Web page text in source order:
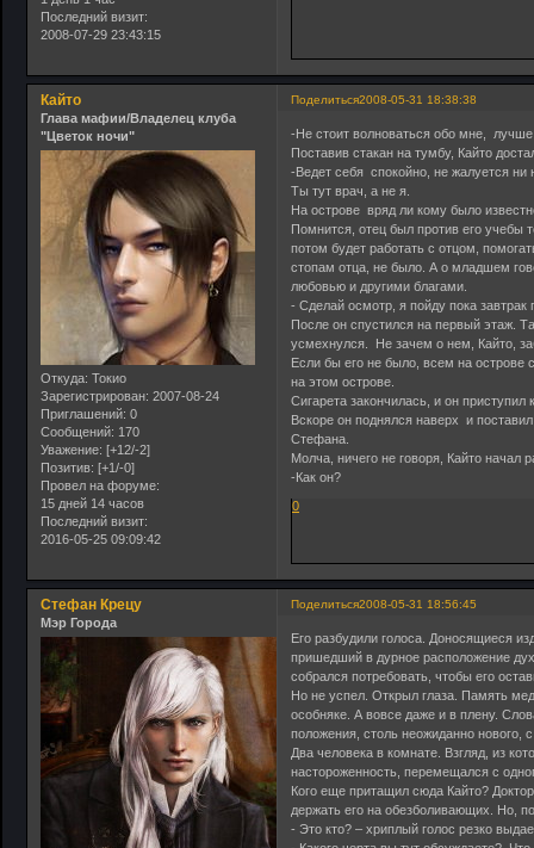
Последний визит:
2008-07-29 23:43:15
Поделиться2008-05-31 18:38:38
Кайто
Глава мафии/Владелец клуба
"Цветок ночи"
Откуда: Токио
Зарегистрирован: 2007-08-24
Приглашений: 0
Сообщений: 170
Уважение: [+12/-2]
Позитив: [+1/-0]
Провел на форуме:
15 дней 14 часов
Последний визит:
2016-05-25 09:09:42
-Не стоит волноваться обо мне,
Поставив стакан на тумбу, Кайто
-Ведет себя спокойно, не жалуется ни
Ты тут врач, а не я.
На острове вряд ли кому было
Помнится, отец был против его учебы
потом будет работать с отцом,
стопам отца, не было. А о младшем
любовью и другими благами.
- Сделай осмотр, я пойду пока завтрак
После он спустился на первый этаж.
усмехнулся. Не зачем о нем, Кайто,
Если бы его не было, всем на острове
на этом острове.
Сигарета закончилась, и он приступил
Вскоре он поднялся наверх и
Стефана.
Молча, ничего не говоря, Кайто начал
-Как он?
0
Поделиться2008-05-31 18:56:45
Стефан Крецу
Мэр Города
Его разбудили голоса. Доносящиеся
пришедший в дурное расположение
собрался потребовать, чтобы его
Но не успел. Открыл глаза. Память
особняке. А вовсе даже и в плену.
положения, столь неожиданно нового,
Два человека в комнате. Взгляд, из
настороженность, перемещался с
Кого еще притащил сюда Кайто?
держать его на обезболивающих. Но,
- Это кто? – хриплый голос резко